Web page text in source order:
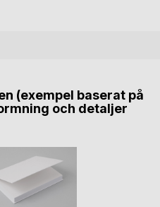
(exempel baserat på
och detaljer